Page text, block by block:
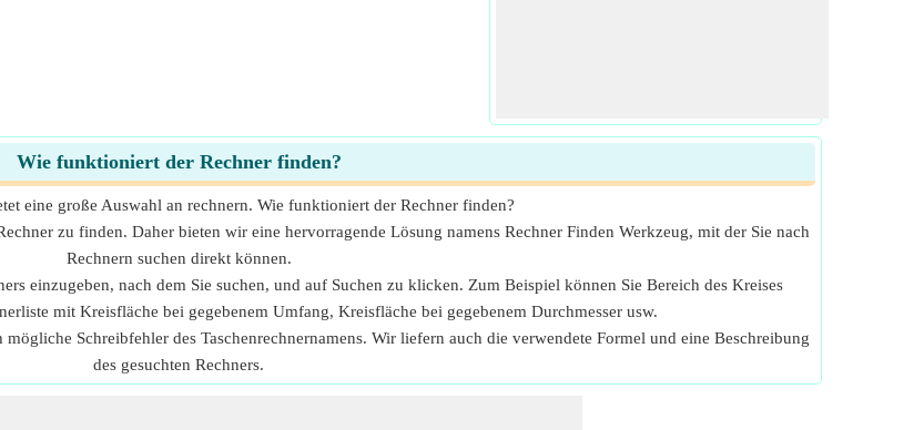
Wie funktioniert der Rechner finden?
eine große Auswahl an rechnern. Wie funktioniert der Rechner finden?
zu finden. Daher bieten wir eine hervorragende Lösung namens Rechner Finden Werkzeug, mit der Sie nach
Rechnern suchen direkt können.
einzugeben, nach dem Sie suchen, und auf Suchen zu klicken. Zum Beispiel können Sie Bereich des Kreises
mit Kreisfläche bei gegebenem Umfang, Kreisfläche bei gegebenem Durchmesser usw.
Schreibfehler des Taschenrechnernamens. Wir liefern auch die verwendete Formel und eine Beschreibung
des gesuchten Rechners.